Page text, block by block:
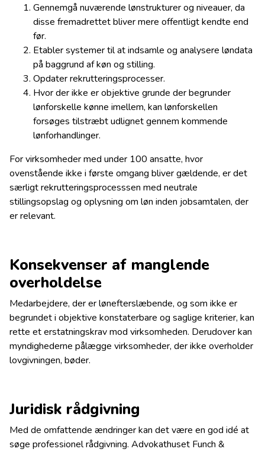
Gennemgå nuværende lønstrukturer og niveauer, da
disse fremadrettet bliver mere offentligt kendte end
før.
Etabler systemer til at indsamle og analysere løndata
på baggrund af køn og stilling.
Opdater rekrutteringsprocesser.
Hvor der ikke er objektive grunde der begrunder
lønforskelle kønne imellem, kan lønforskellen
forsøges tilstræbt udlignet gennem kommende
lønforhandlinger.
For virksomheder med under 100 ansatte, hvor
ovenstående ikke i første omgang bliver gældende, er det
særligt rekrutteringsprocesssen med neutrale
stillingsopslag og oplysning om løn inden jobsamtalen, der
er relevant.
Konsekvenser af manglende
overholdelse
Medarbejdere, der er lønefterslæbende, og som ikke er
begrundet i objektive konstaterbare og saglige kriterier, kan
rette et erstatningskrav mod virksomheden. Derudover kan
myndighederne pålægge virksomheder, der ikke overholder
lovgivningen, bøder.
Juridisk rådgivning
Med de omfattende ændringer kan det være en god idé at
søge professionel rådgivning. Advokathuset Funch &